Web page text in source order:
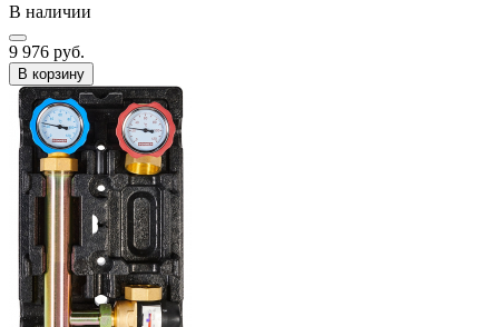
В наличии
9 976 руб.
В корзину